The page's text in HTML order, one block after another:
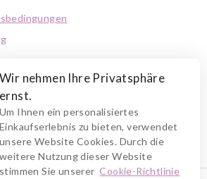
Wir nehmen Ihre Privatsphäre
ernst.
Um Ihnen ein personalisiertes
Einkaufserlebnis zu bieten, verwendet
unsere Website Cookies. Durch die
weitere Nutzung dieser Website
stimmen Sie unsererCookie-Richtlinie